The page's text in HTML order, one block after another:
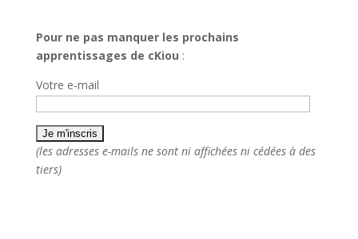
Pour ne pas manquer les prochains
apprentissages de cKiou :
Votre e-mail
(les adresses e-mails ne sont ni affichées ni cédées à des
tiers)